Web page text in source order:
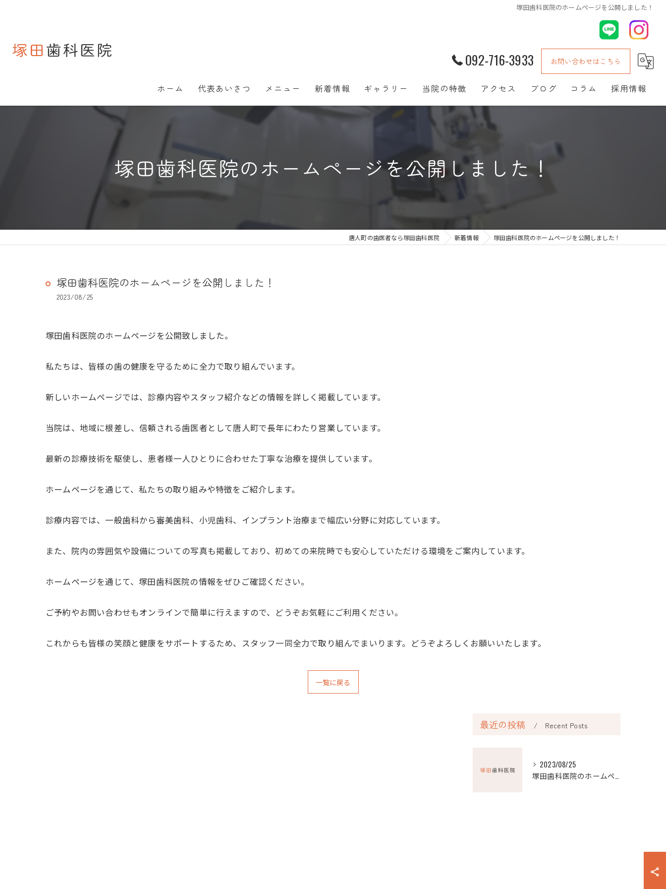
塚田歯科医院のホームページを公開しました！
092-716-3933 お問い合わせはこちら
ホーム 代表あいさつ メニュー 新着情報 ギャラリー 当院の特徴
ホワイトニング
歯周病
アクセス ブログ コラム 採用情報
塚田歯科医院のホームページを公開しました！
唐人町の歯医者なら塚田歯科医院 新着情報 塚田歯科医院のホームページを公開しました！
塚田歯科医院のホームページを公開しました！
2023/08/25
塚田歯科医院のホームページを公開致しました。
私たちは、皆様の歯の健康を守るために全力で取り組んでいます。
新しいホームページでは、診療内容やスタッフ紹介などの情報を詳しく掲載しています。
当院は、地域に根差し、信頼される歯医者として唐人町で長年にわたり営業しています。
最新の診療技術を駆使し、患者様一人ひとりに合わせた丁寧な治療を提供しています。
ホームページを通じて、私たちの取り組みや特徴をご紹介します。
診療内容では、一般歯科から審美歯科、小児歯科、インプラント治療まで幅広い分野に対応しています。
また、院内の雰囲気や設備についての写真も掲載しており、初めての来院時でも安心していただける環境をご案内しています。
ホームページを通じて、塚田歯科医院の情報をぜひご確認ください。
ご予約やお問い合わせもオンラインで簡単に行えますので、どうぞお気軽にご利用ください。
これからも皆様の笑顔と健康をサポートするため、スタッフ一同全力で取り組んでまいります。どうぞよろしくお願いいたします。
一覧に戻る
最近の投稿 Recent Posts
2023/08/25
塚田歯科医院のホームページを公開しました！